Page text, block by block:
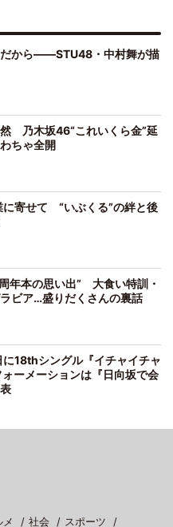
だから――STU48・中村舞が描
乃木坂46“これいくら金”延
ちゃ全開
寄せて “いぶくる”の絆と後
年本の思い出” 大食い特訓・
ビア…盛りだくさんの裏話
18thシングル『イチャイチャ
ーメーションは『日向坂で会
メ 社会 スポーツ